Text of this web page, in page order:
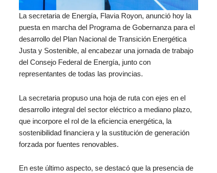
La secretaria de Energía, Flavia Royon, anunció hoy la
puesta en marcha del Programa de Gobernanza para el
desarrollo del Plan Nacional de Transición Energética
Justa y Sostenible, al encabezar una jornada de trabajo
del Consejo Federal de Energía, junto con
representantes de todas las provincias.
La secretaria propuso una hoja de ruta con ejes en el
desarrollo integral del sector eléctrico a mediano plazo,
que incorpore el rol de la eficiencia energética, la
sostenibilidad financiera y la sustitución de generación
forzada por fuentes renovables.
En este último aspecto, se destacó que la presencia de